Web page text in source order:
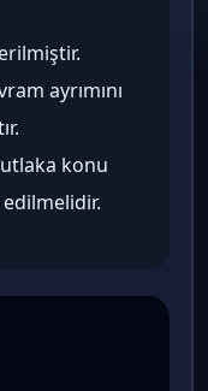
ayrımını
konu